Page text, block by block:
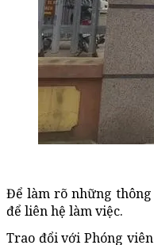
Để làm rõ những thông
để liên hệ làm việc.
Trao đổi với Phóng